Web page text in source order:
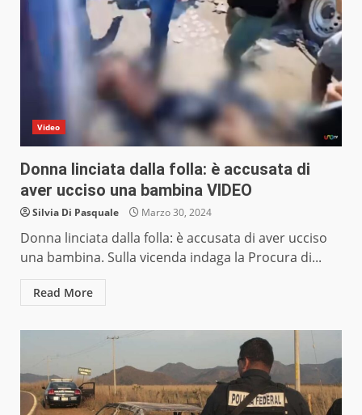
Video
Donna linciata dalla folla: è accusata di
aver ucciso una bambina VIDEO
Silvia Di Pasquale Marzo 30, 2024
Donna linciata dalla folla: è accusata di aver ucciso
una bambina. Sulla vicenda indaga la Procura di...
Read More